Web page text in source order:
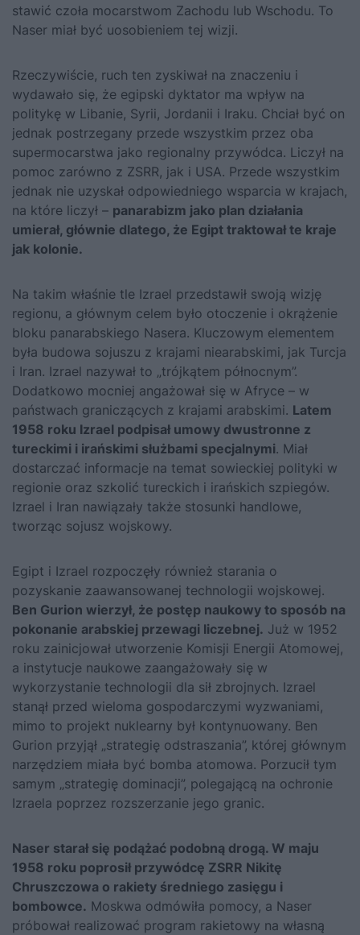
stawić czoła mocarstwom Zachodu lub Wschodu. To
Naser miał być uosobieniem tej wizji.
Rzeczywiście, ruch ten zyskiwał na znaczeniu i
wydawało się, że egipski dyktator ma wpływ na
politykę w Libanie, Syrii, Jordanii i Iraku. Chciał być on
jednak postrzegany przede wszystkim przez oba
supermocarstwa jako regionalny przywódca. Liczył na
pomoc zarówno z ZSRR, jak i USA. Przede wszystkim
jednak nie uzyskał odpowiedniego wsparcia w krajach,
na które liczył – panarabizm jako plan działania
umierał, głównie dlatego, że Egipt traktował te kraje
jak kolonie.
Na takim właśnie tle Izrael przedstawił swoją wizję
regionu, a głównym celem było otoczenie i okrążenie
bloku panarabskiego Nasera. Kluczowym elementem
była budowa sojuszu z krajami niearabskimi, jak Turcja
i Iran. Izrael nazywał to „trójkątem północnym”.
Dodatkowo mocniej angażował się w Afryce – w
państwach graniczących z krajami arabskimi. Latem
1958 roku Izrael podpisał umowy dwustronne z
tureckimi i irańskimi służbami specjalnymi. Miał
dostarczać informacje na temat sowieckiej polityki w
regionie oraz szkolić tureckich i irańskich szpiegów.
Izrael i Iran nawiązały także stosunki handlowe,
tworząc sojusz wojskowy.
Egipt i Izrael rozpoczęły również starania o
pozyskanie zaawansowanej technologii wojskowej.
Ben Gurion wierzył, że postęp naukowy to sposób na
pokonanie arabskiej przewagi liczebnej. Już w 1952
roku zainicjował utworzenie Komisji Energii Atomowej,
a instytucje naukowe zaangażowały się w
wykorzystanie technologii dla sił zbrojnych. Izrael
stanął przed wieloma gospodarczymi wyzwaniami,
mimo to projekt nuklearny był kontynuowany. Ben
Gurion przyjął „strategię odstraszania”, której głównym
narzędziem miała być bomba atomowa. Porzucił tym
samym „strategię dominacji”, polegającą na ochronie
Izraela poprzez rozszerzanie jego granic.
Naser starał się podążać podobną drogą. W maju
1958 roku poprosił przywódcę ZSRR Nikitę
Chruszczowa o rakiety średniego zasięgu i
bombowce. Moskwa odmówiła pomocy, a Naser
próbował realizować program rakietowy na własną